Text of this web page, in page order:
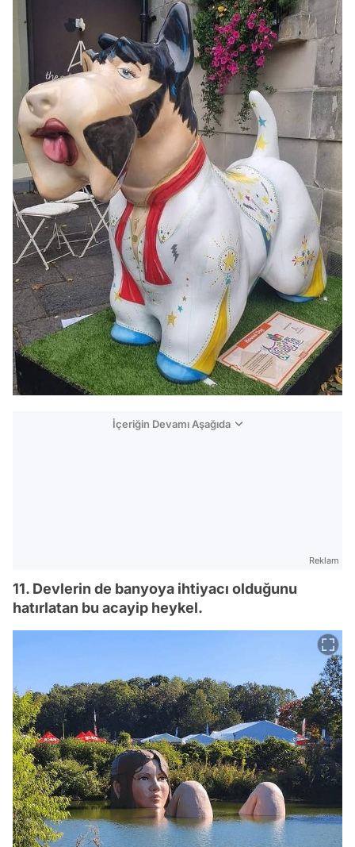
İçeriğin Devamı Aşağıda
Reklam
11. Devlerin de banyoya ihtiyacı olduğunu
hatırlatan bu acayip heykel.